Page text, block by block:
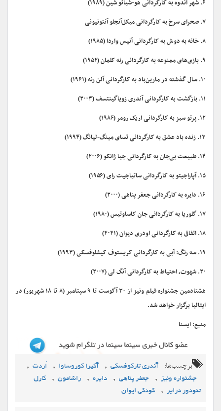
۶. شهر اندوه به کارگردانی هو-شیائو شین (۱۹۸۹)
۷. صحرای سرخ به کارگردانی میکل‌آنجلو آنتونیونی
۸. خانه به دوش به کارگردانی آنیس واردا (۱۹۸۵)
۹. بازی‌های ممنوعه به کارگردانی رنه کلمان (۱۹۵۲)
۱۰. سال گذشته در مارین‌باد به کارگردانی آلن رنه (۱۹۶۱)
۱۱. بازگشت به کارگردانی آندری زویاگینتسف (۲۰۰۳)
۱۲. پرتو سبز به کارگردانی اریک رومر (۱۹۸۶)
۱۳. زنده باد عشق به کارگردانی تسای مینگ-لیانگ (۱۹۹۴)
۱۴. طبیعت بی‌جان به کارگردانی جیا ژانکو (۲۰۰۶)
۱۵. آپاراجیتو به کارگردانی ساتیاجیت رای (۱۹۵۶)
۱۶. دایره به کارگردانی جعفر پناهی (۲۰۰۰)
۱۷. گلوریا به کارگردانی جان کاساوتیس (۱۹۸۰)
۱۸. اتفاق به کارگردانی اودری دیوان (۲۰۲۱)
۱۹. سه رنگ: آبی به کارگردانی کریستوف کیشلوفسکی (۱۹۹۳)
۲۰. شهوت، احتیاط به کارگردانی آنگ لی (۲۰۰۷)
هشتادمین جشنواره فیلم‌ ونیز از ۳۰ آگوست تا ۹ سپتامبر (۸ تا ۱۸ شهریور) در
ایتالیا برگزار خواهد شد.
منبع: ایسنا
برچسب‌ها: آندری تارکوفسکی , آکیرا کوروساوا , اُردت ,
جشنواره ونیز , جعفر پناهی , دایره , راشامون ,
کارل
تئودور درایر , کودکی ایوان